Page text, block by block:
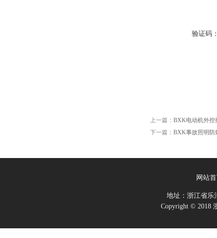
验证码
上一篇： BXK电动机外控
下一篇： BXK事故照明防
网站
地址：浙江省
Copyright © 2018